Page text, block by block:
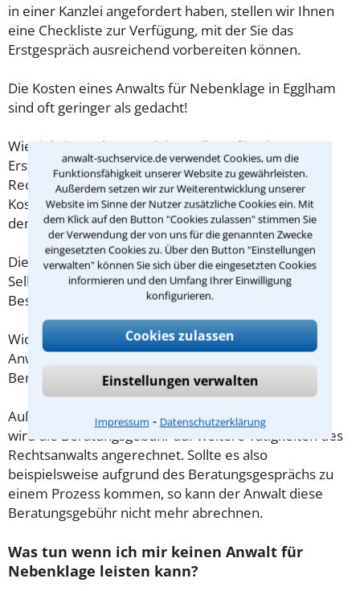
anwalt-suchservice.de verwendet Cookies, um die
Funktionsfähigkeit unserer Website zu gewährleisten.
Außerdem setzen wir zur Weiterentwicklung unserer
Website im Sinne der Nutzer zusätzliche Cookies ein. Mit
dem Klick auf den Button "Cookies zulassen" stimmen Sie
der Verwendung der von uns für die genannten Zwecke
eingesetzten Cookies zu. Über den Button "Einstellungen
verwalten" können Sie sich über die eingesetzten Cookies
informieren und den Umfang Ihrer Einwilligung
konfigurieren.
Cookies zulassen
Einstellungen verwalten
Impressum ⁃ Datenschutzerklärung
in einer Kanzlei angefordert haben, stellen wir Ihnen
eine Checkliste zur Verfügung, mit der Sie das
Erstgespräch ausreichend vorbereiten können.
Die Kosten eines Anwalts für Nebenklage in Egglham
sind oft geringer als gedacht!
Wieviel ein Rechtsanwalt in Egglham für eine
Erstberatung verlangen darf, ist in §34 des
Rechtsanwaltsvergütungsgesetz (RVG) geregelt. Die
Kosten für das erste Beratungsgespräch betragen
demnach maximal 190,00 € zzgl. MwSt.
Diese Regelung gilt jedoch nur für Verbraucher. Für
Selbstständige oder Freiberufler gilt diese
Beschränkung nicht.
Wichtig daher: Klären Sie die Kostenfrage mit Ihrem
Anwalt aus Egglham schon zu Beginn der ersten
Beratung.
Außerdem gut zu wissen: Gemäß § 34 Absatz 2 RVG
wird die Beratungsgebühr auf weitere Tätigkeiten des
Rechtsanwalts angerechnet. Sollte es also
beispielsweise aufgrund des Beratungsgesprächs zu
einem Prozess kommen, so kann der Anwalt diese
Beratungsgebühr nicht mehr abrechnen.
Was tun wenn ich mir keinen Anwalt für
Nebenklage leisten kann?